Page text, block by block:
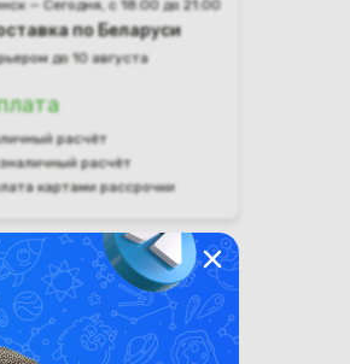
— Сегодня, с 18:00 до 21:00
по Беларуси
до 10 августа
расчёт
расчёт
картами рассрочки